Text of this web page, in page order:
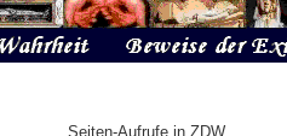
Seiten-Aufrufe in ZDW